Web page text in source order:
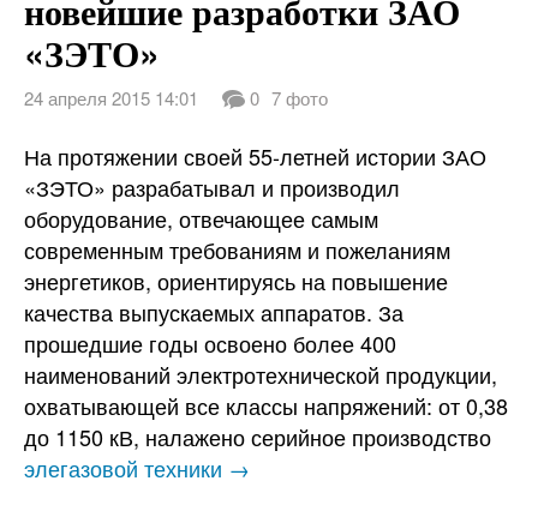
новейшие разработки ЗАО
«ЗЭТО»
24 апреля 2015 14:01 0 7 фото
На протяжении своей 55-летней истории ЗАО
«ЗЭТО» разрабатывал и производил
оборудование, отвечающее самым
современным требованиям и пожеланиям
энергетиков, ориентируясь на повышение
качества выпускаемых аппаратов. За
прошедшие годы освоено более 400
наименований электротехнической продукции,
охватывающей все классы напряжений: от 0,38
до 1150 кВ, налажено серийное производство
элегазовой техники →